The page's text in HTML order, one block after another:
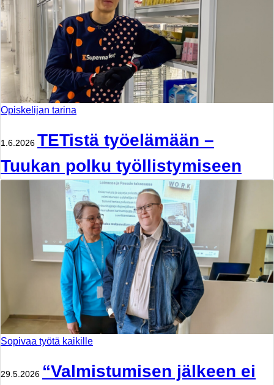
Opiskelijan tarina
1.6.2026 TETistä työelämään –
Tuukan polku työllistymiseen
Sopivaa työtä kaikille
29.5.2026 “Valmistumisen jälkeen ei